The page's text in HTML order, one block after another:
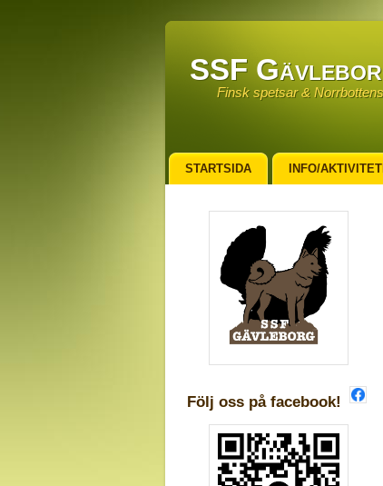
SSF
Finsk spetsar &
Följ oss på facebook!
STARTSIDA INFO/